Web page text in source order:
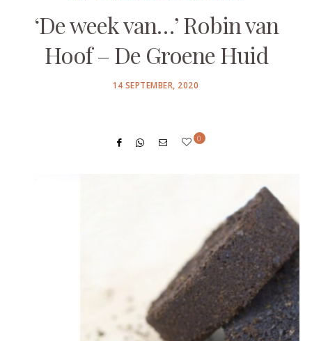
‘De week van…’ Robin van
Hoof – De Groene Huid
POSTED
14 SEPTEMBER, 2020
0